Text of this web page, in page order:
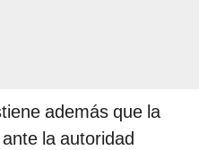
además que la
la autoridad